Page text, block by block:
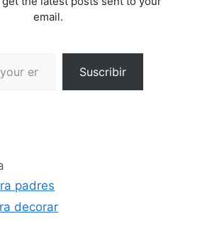
email.
Suscribir
padres
decorar